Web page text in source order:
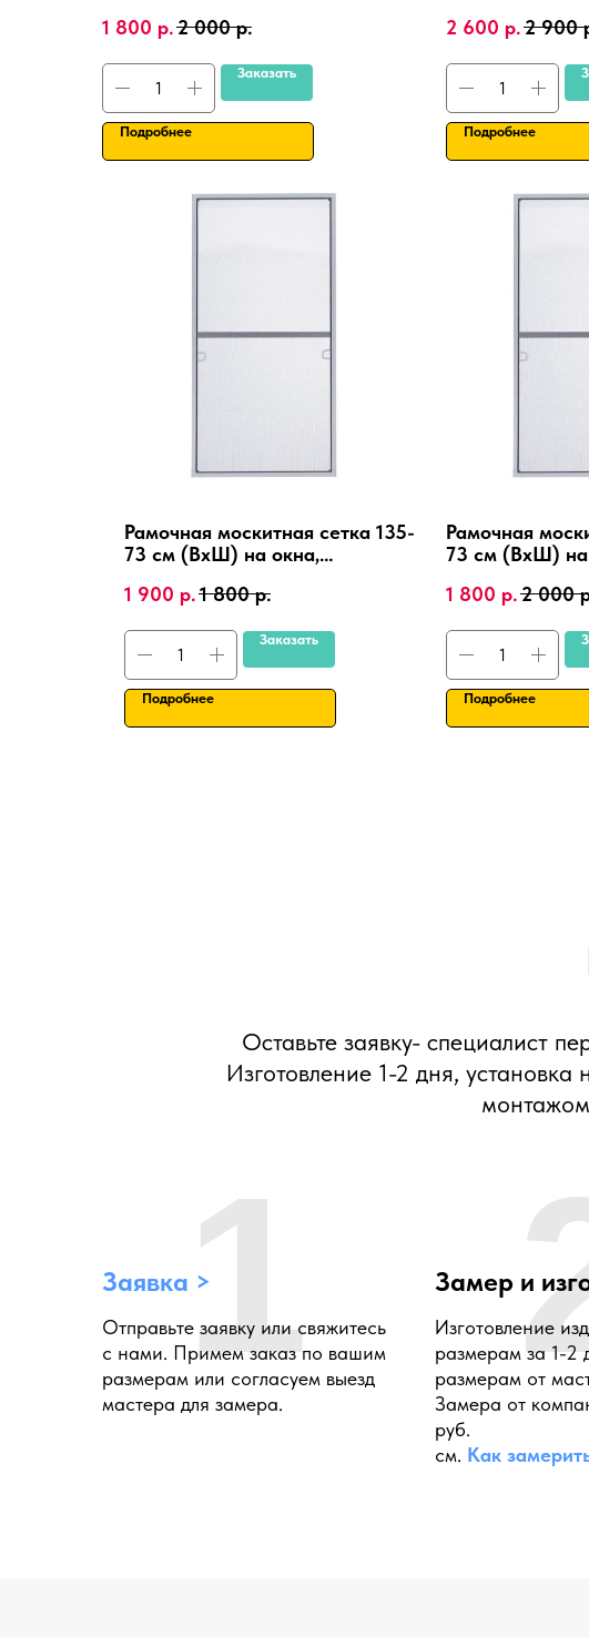
4 шт.
1 800 р.2 000 р.
Заказать
Подробнее
алюминиевая
2 600 р.2 900
Подробнее
Рамочная москитная сетка 135-
73 см (ВхШ) на окна,
4 шт.
1 900 р.1 800 р.
Заказать
Подробнее
Рамочная
73 см (ВхШ) на
4 шт.
1 800 р.2 000
Подробнее
Оставьте заявку- специалист
Изготовление 1-2 дня,
Заявка >
Отправьте заявку или свяжитесь
с нами. Примем заказ по вашим
размерам или согласуем выезд
мастера для замера.
1 Замер и
Изготовление
размерам за 1-2
размерам от
Замера от
руб.
см. Как